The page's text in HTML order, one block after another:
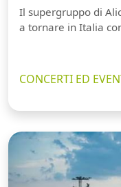
Il supergruppo di
a tornare in Italia
CONCERTI ED